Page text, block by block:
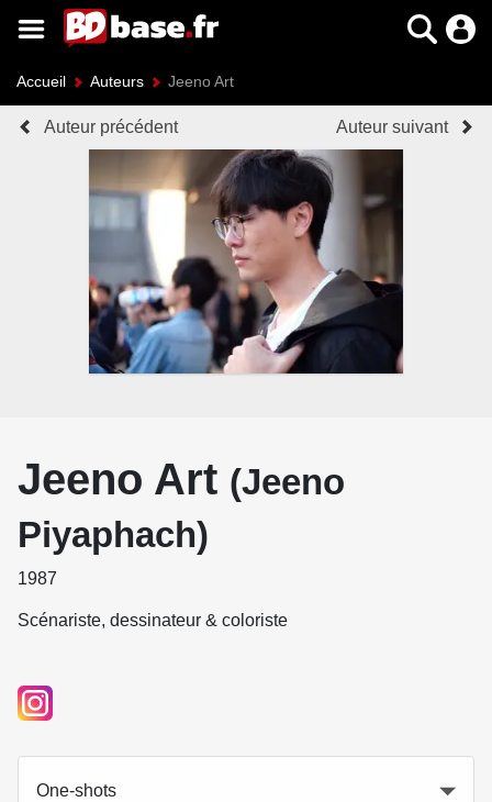
Accueil Auteurs Jeeno Art
Auteur précédent Auteur suivant
Jeeno Art (Jeeno
Piyaphach)
1987
Scénariste, dessinateur & coloriste
One-shots